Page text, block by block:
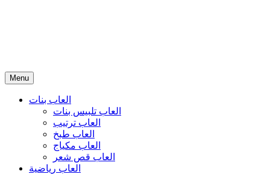
Menu
العاب بنات
العاب تلبيس بنات
العاب ترتيب
العاب طبخ
العاب مكياج
العاب قص شعر
العاب رياضية